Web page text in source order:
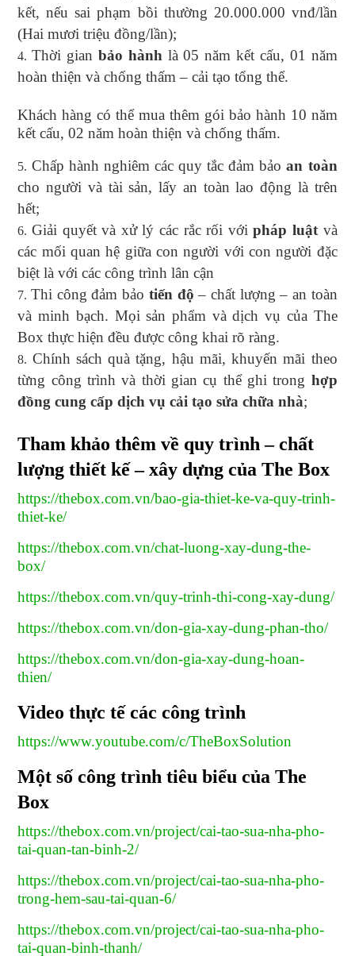
kết, nếu sai phạm bồi thường 20.000.000 vnđ/lần
(Hai mươi triệu đồng/lần);
Thời gian bảo hành là 05 năm kết cấu, 01 năm
hoàn thiện và chống thấm – cải tạo tổng thể.
Khách hàng có thể mua thêm gói bảo hành 10 năm
kết cấu, 02 năm hoàn thiện và chống thấm.
Chấp hành nghiêm các quy tắc đảm bảoan toàn
cho người và tài sản, lấy an toàn lao động là trên
hết;
Giải quyết và xử lý các rắc rối vớipháp luật và
các mối quan hệ giữa con người với con người đặc
biệt là với các công trình lân cận
Thi công đảm bảo tiến độ – chất lượng – an toàn
và minh bạch. Mọi sản phẩm và dịch vụ của The
Box thực hiện đều được công khai rõ ràng.
Chính sách quà tặng, hậu mãi, khuyến mãi theo
từng công trình và thời gian cụ thể ghi trong hợp
đồng cung cấp dịch vụ cải tạo sửa chữa nhà;
Tham khảo thêm về quy trình – chất
lượng thiết kế – xây dựng của The Box
https://thebox.com.vn/bao-gia-thiet-ke-va-quy-trinh-
thiet-ke/
https://thebox.com.vn/chat-luong-xay-dung-the-
box/
https://thebox.com.vn/quy-trinh-thi-cong-xay-dung/
https://thebox.com.vn/don-gia-xay-dung-phan-tho/
https://thebox.com.vn/don-gia-xay-dung-hoan-
thien/
Video thực tế các công trình
https://www.youtube.com/c/TheBoxSolution
Một số công trình tiêu biểu của The
Box
https://thebox.com.vn/project/cai-tao-sua-nha-pho-
tai-quan-tan-binh-2/
https://thebox.com.vn/project/cai-tao-sua-nha-pho-
trong-hem-sau-tai-quan-6/
https://thebox.com.vn/project/cai-tao-sua-nha-pho-
tai-quan-binh-thanh/